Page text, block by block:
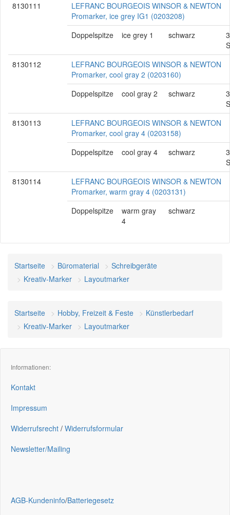
8130111
LEFRANC BOURGEOIS WINSOR & NEWTON
Promarker, ice grey IG1 (0203208)
Doppelspitze
ice grey 1 schwarz
3
8130112
LEFRANC BOURGEOIS WINSOR & NEWTON
Promarker, cool gray 2 (0203160)
Doppelspitze
cool gray 2 schwarz
3
8130113
LEFRANC BOURGEOIS WINSOR & NEWTON
Promarker, cool gray 4 (0203158)
Doppelspitze
cool gray 4 schwarz
3
8130114
LEFRANC BOURGEOIS WINSOR & NEWTON
Promarker, warm gray 4 (0203131)
Doppelspitze
warm gray
4
schwarz
Startseite Büromaterial
Schreibgeräte
Kreativ-Marker
Layoutmarker
Startseite Hobby, Freizeit & Feste
Künstlerbedarf
Kreativ-Marker
Layoutmarker
Informationen:
Kontakt
Impressum
Widerrufsrecht / Widerrufsformular
Newsletter/Mailing
AGB-Kundeninfo/Batteriegesetz